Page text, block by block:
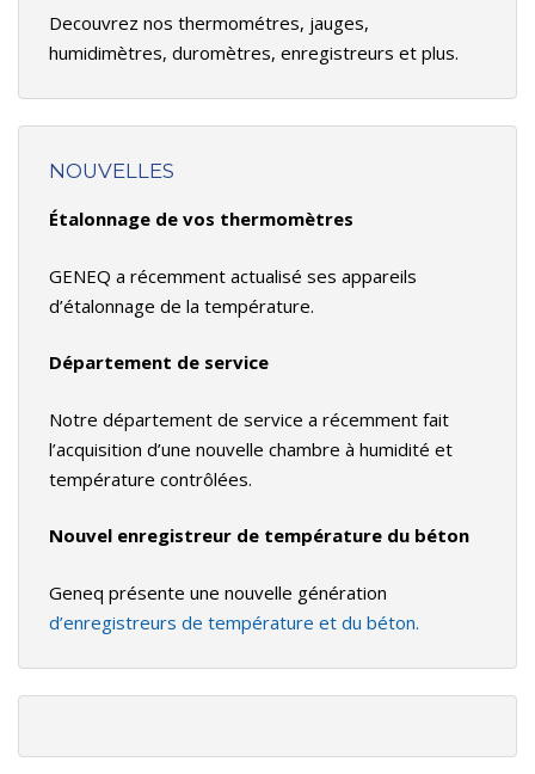
Decouvrez nos thermométres, jauges,
humidimètres, duromètres, enregistreurs et plus.
NOUVELLES
Étalonnage de vos thermomètres
GENEQ a récemment actualisé ses appareils
d’étalonnage de la température.
Département de service
Notre département de service a récemment fait
l’acquisition d’une nouvelle chambre à humidité et
température contrôlées.
Nouvel enregistreur de température du béton
Geneq présente une nouvelle génération
d’enregistreurs de température et du béton.